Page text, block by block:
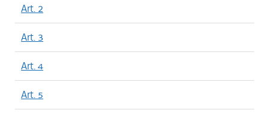
Art. 2
Art. 3
Art. 4
Art. 5